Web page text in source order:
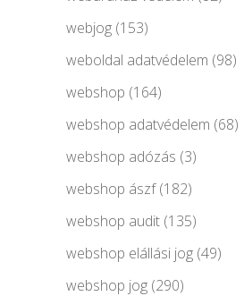
webjog (153)
weboldal adatvédelem (98)
webshop (164)
webshop adatvédelem (68)
webshop adózás (3)
webshop ászf(182)
webshop audit (135)
webshop elállási jog (49)
webshop jog (290)